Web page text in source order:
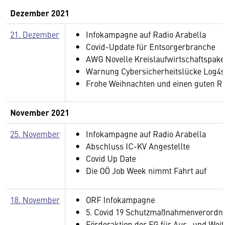
Dezember 2021
21. Dezember
Infokampagne auf Radio Arabella
Covid-Update für Entsorgerbranche
AWG Novelle
Warnung Cybersicherheitslücke
Frohe Weihnachten und einen guten
November 2021
25. November
Infokampagne auf Radio Arabella
Abschluss IC-KV Angestellte
Covid Up Date
Die OÖ Job Week nimmt Fahrt auf
18. November
ORF Infokampagne
5. Covid 19